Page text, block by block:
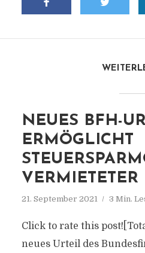
NEUES BFH-
ERMÖGLICHT
21. September 2021 3 Min.
Click to rate this
neues Urteil des